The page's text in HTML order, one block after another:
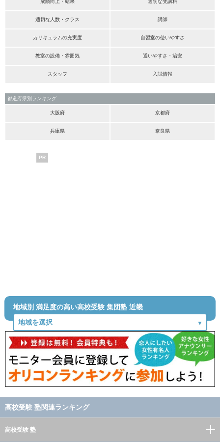
成績向上・結果 適切な受講料
適切な人数・クラス 講師
カリキュラムの充実度 自習室の使いやすさ
教室の設備・雰囲気 通いやすさ・治安
スタッフ 入試情報
都道府県別ランキング
大阪府 京都府
兵庫県 奈良県
PR
地域別 満足度の高い高校受験 集団塾 近畿
高校受験 塾関連ランキング
高校受験 塾